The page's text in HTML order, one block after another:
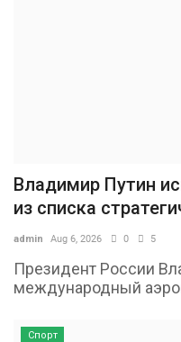
Владимир Путин
из списка
admin Aug 6, 2026 0 5
Президент России
международный
Спорт